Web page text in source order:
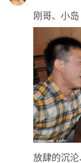
刚哥、小岛
放肆的沉